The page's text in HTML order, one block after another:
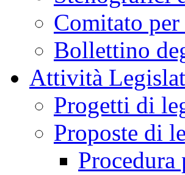
Comitato
Bollettino
Attività
Progetti di
Proposte di
Procedura